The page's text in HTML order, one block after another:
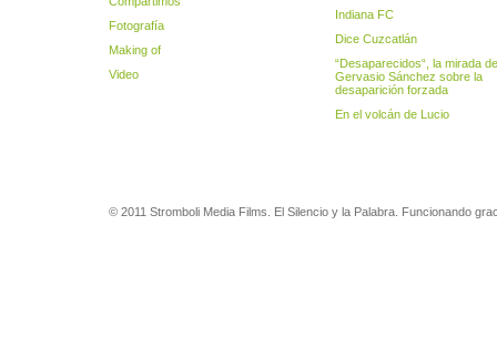
Fotografía
Making of
Video
Indiana FC
Dice Cuzcatlán
“Desaparecidos“, la mirada de
Gervasio Sánchez sobre la
desaparición forzada
En el volcán de Lucio
© 2011 Stromboli Media Films. El Silencio y la Palabra. Funcionando